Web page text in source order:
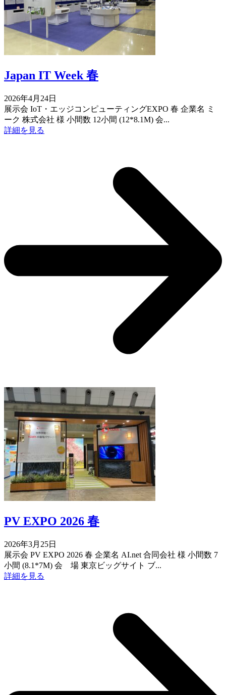
Japan IT Week 春
2026年4月24日
展示会 IoT・エッジコンピューティングEXPO 春 企業名 ミ
ーク 株式会社 様 小間数 12小間 (12*8.1M) 会...
詳細を見る
PV EXPO 2026 春
2026年3月25日
展示会 PV EXPO 2026 春 企業名 AI.net 合同会社 様 小間数 7
小間 (8.1*7M) 会 場 東京ビッグサイト ブ...
詳細を見る